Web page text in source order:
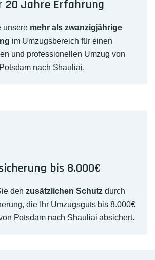
20 Jahre Erfahrung
unsere mehr als zwanzigjährige
im Umzugsbereich für einen
und professionellen Umzug von
Potsdam nach Shauliai.
bis 8.000€
den zusätzlichen Schutz durch
die Ihr Umzugsguts bis 8.000€
Potsdam nach Shauliai absichert.